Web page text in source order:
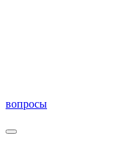
вопросы